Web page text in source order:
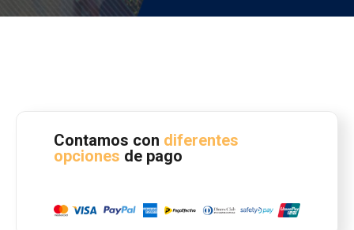
Contamos con diferentes
opciones de pago